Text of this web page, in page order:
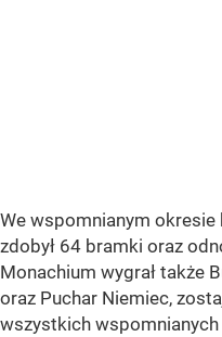
We wspomnianym
zdobył 64 bramki oraz
Monachium wygrał także
oraz Puchar Niemiec,
wszystkich